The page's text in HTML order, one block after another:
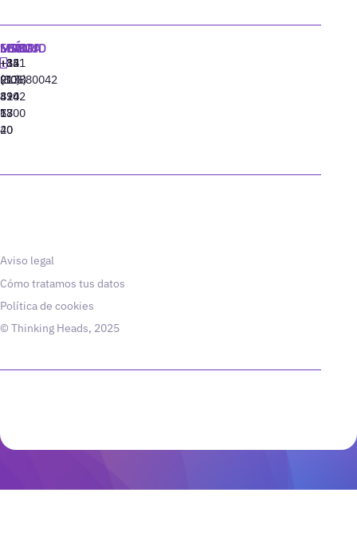
MADRID
+34
91
310
77
40
MIAMI
+1
(305)
424
13
20
SEÚL
+82
(10)
8942
6800
LISBOA
‪+351
213880042
Aviso legal
Cómo tratamos tus datos
Política de cookies
© Thinking Heads, 2025